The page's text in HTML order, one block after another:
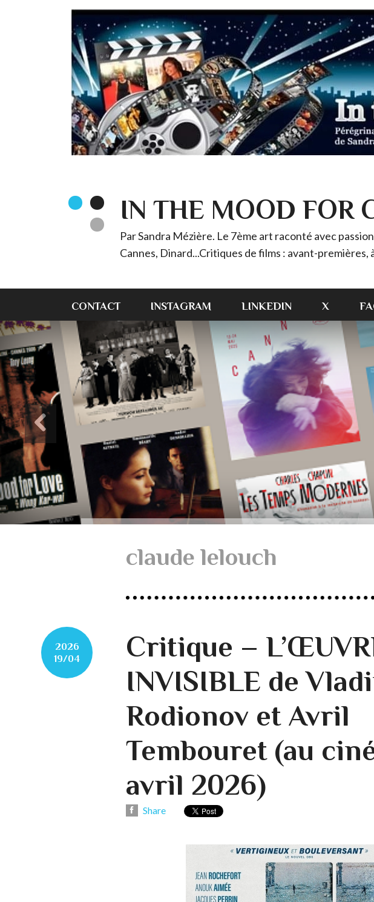
IN THE MOOD FOR
Par Sandra Mézière. Le 7ème art raconté avec
Cannes, Dinard...Critiques de films : avant-
CONTACT INSTAGRAM LINKEDIN X
claude lelouch
2026
19/04
Critique –
INVISIBLE de
Rodionov et Avril
Tembouret (au
avril 2026)
Share